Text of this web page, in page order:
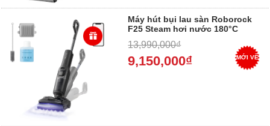
Máy hút bụi lau sàn Roborock
F25 Steam hơi nước 180°C
chính hãng
13,990,000₫
9,150,000₫ MỚI VỀ